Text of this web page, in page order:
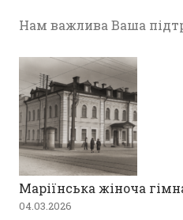
o
o
k
r a
m
л
Нам важлива Ваша
Маріїнська жіноча
04.03.2026